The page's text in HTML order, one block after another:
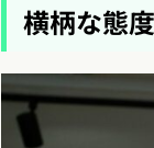
横柄な態